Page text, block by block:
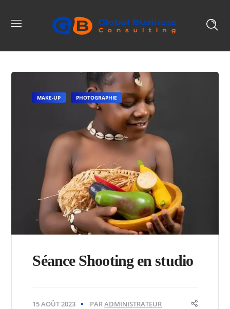
MAKE-UP PHOTOGRAPHIE
Séance Shooting en studio
15 AOÛT 2023 PARADMINISTRATEUR